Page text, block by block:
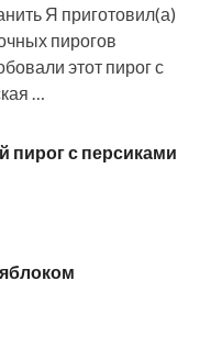
Я приготовил(а)
пирогов
этот пирог с
…
пирог с персиками